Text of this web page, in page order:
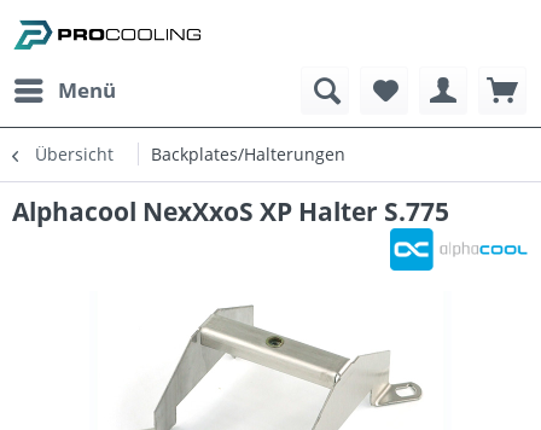
Menü
Übersicht Backplates/Halterungen
Alphacool NexXxoS XP Halter S.775